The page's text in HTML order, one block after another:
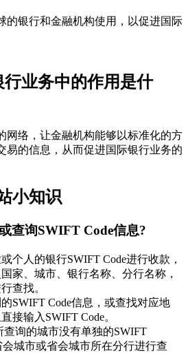
的银行和金融机构使用，以促进国际
业务中的作用是什
网络，让金融机构能够以标准化的方
易的信息，从而促进国际银行业务的
小知识
查询SWIFT Code信息?
个人的银行SWIFT Code进行收款，
家、城市、银行名称、分行名称，
查找。
SWIFT Code信息，或查找对应地
接输入SWIFT Code。
询的城市没有单独的SWIFT
会城市或省会城市所在分行进行查